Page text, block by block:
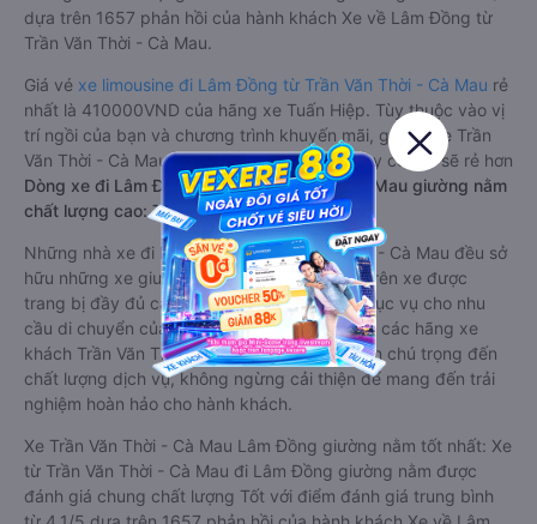
dựa trên 1657 phản hồi của hành khách Xe về Lâm Đồng từ
Trần Văn Thời - Cà Mau.
Giá vé xe limousine đi Lâm Đồng từ Trần Văn Thời - Cà Mau rẻ
nhất là 410000VND của hãng xe Tuấn Hiệp. Tùy thuộc vào vị
trí ngồi của bạn và chương trình khuyến mãi, giá vé Xe Trần
Văn Thời - Cà Mau đi Lâm Đồng limousine này có thể sẽ rẻ hơn
Dòng xe đi Lâm Đồng từ Trần Văn Thời - Cà Mau giường nằm
chất lượng cao: Thoải mái, giá cả tốt nhất
Những nhà xe đi Lâm Đồng từ Trần Văn Thời - Cà Mau đều sở
hữu những xe giường nằm chất lượng cao. Trên xe được
trang bị đầy đủ các trang thiết bị hiện đại phục vụ cho nhu
cầu di chuyển của hành khách. Bên cạnh đó, các hãng xe
khách Trần Văn Thời - Cà Mau Lâm Đồng luôn chú trọng đến
chất lượng dịch vụ, không ngừng cải thiện để mang đến trải
nghiệm hoàn hảo cho hành khách.
Xe Trần Văn Thời - Cà Mau Lâm Đồng giường nằm tốt nhất: Xe
từ Trần Văn Thời - Cà Mau đi Lâm Đồng giường nằm được
đánh giá chung chất lượng Tốt với điểm đánh giá trung bình